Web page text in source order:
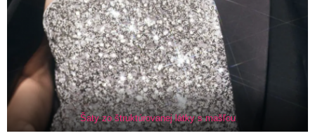
Šaty zo štruktúrovanej látky s mašľou